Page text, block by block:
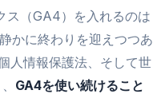
ス（GA4）を入れるのは
かに終わりを迎えつつあ
人情報保護法、そして世
GA4を使い続けること